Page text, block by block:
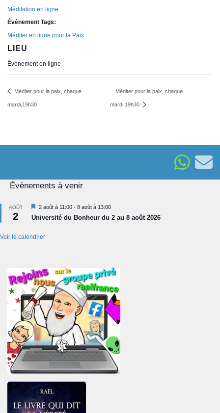
Méditation en ligne
Évènement Tags:
Méditer en ligne pour la Paix
LIEU
Évènement en ligne
Méditer pour la paix, chaque
mardi,19h30
Méditer pour la paix, chaque
mardi,19h30
Évènements à venir
AOÛT
2
Mis
en
avant
2 août à 11:00 - 8 août à 13:00
Université du Bonheur du 2 au 8 août 2026
Voir le calendrier